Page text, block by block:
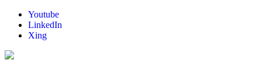
Youtube
LinkedIn
Xing